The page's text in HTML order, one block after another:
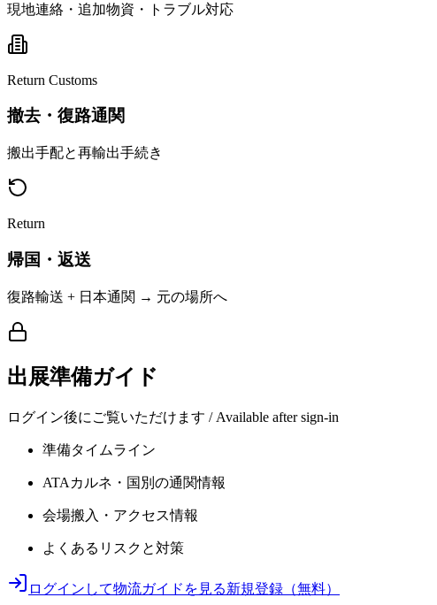
現地連絡・追加物資・トラブル対応
Return Customs
撤去・復路通関
搬出手配と再輸出手続き
Return
帰国・返送
復路輸送 + 日本通関 → 元の場所へ
出展準備ガイド
ログイン後にご覧いただけます / Available after sign-in
準備タイムライン
ATAカルネ・国別の通関情報
会場搬入・アクセス情報
よくあるリスクと対策
ログインして物流ガイドを見る新規登録（無料）